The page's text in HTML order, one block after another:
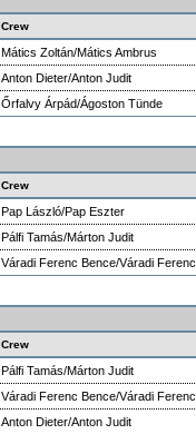
Crew
Mátics Zoltán/Mátics Ambrus
Anton Dieter/Anton Judit
Őrfalvy Árpád/Ágoston Tünde
Crew
Pap László/Pap Eszter
Pálfi Tamás/Márton Judit
Váradi Ferenc Bence/Váradi Ferenc
Crew
Pálfi Tamás/Márton Judit
Váradi Ferenc Bence/Váradi Ferenc
Anton Dieter/Anton Judit